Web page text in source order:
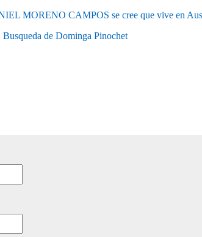
MORENO CAMPOS se cree que vive en
Busqueda de Dominga Pinochet